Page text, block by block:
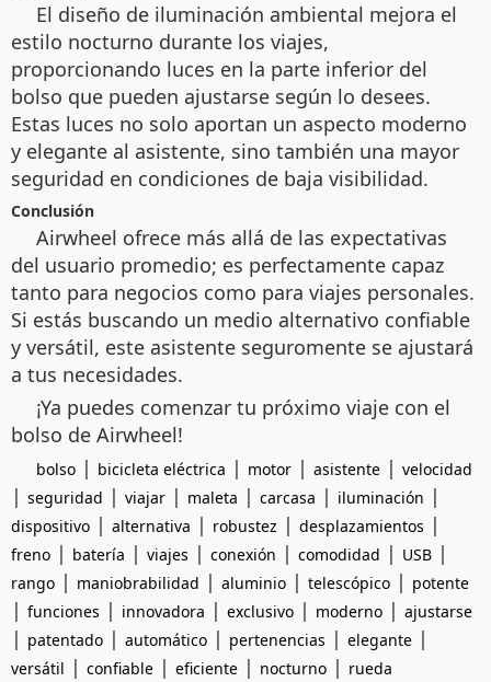
El diseño de iluminación ambiental mejora el
estilo nocturno durante los viajes,
proporcionando luces en la parte inferior del
bolso que pueden ajustarse según lo desees.
Estas luces no solo aportan un aspecto moderno
y elegante al asistente, sino también una mayor
seguridad en condiciones de baja visibilidad.
Conclusión
Airwheel ofrece más allá de las expectativas
del usuario promedio; es perfectamente capaz
tanto para negocios como para viajes personales.
Si estás buscando un medio alternativo confiable
y versátil, este asistente seguromente se ajustará
a tus necesidades.
¡Ya puedes comenzar tu próximo viaje con el
bolso de Airwheel!
bolso | bicicleta eléctrica | motor | asistente | velocidad
| seguridad | viajar | maleta | carcasa | iluminación |
dispositivo | alternativa | robustez | desplazamientos |
freno | batería | viajes | conexión | comodidad | USB |
rango | maniobrabilidad | aluminio | telescópico | potente
| funciones | innovadora | exclusivo | moderno | ajustarse
| patentado | automático | pertenencias | elegante |
versátil | confiable | eficiente | nocturno | rueda